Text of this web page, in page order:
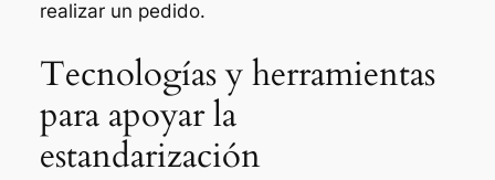
realizar un pedido.
Tecnologías y herramientas
para apoyar la
estandarización